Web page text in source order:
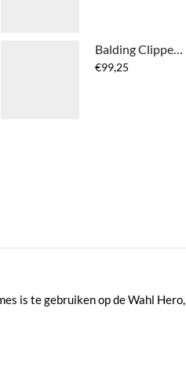
Balding Clipper 5-Star
€99,25
is te gebruiken op de Wahl Hero,